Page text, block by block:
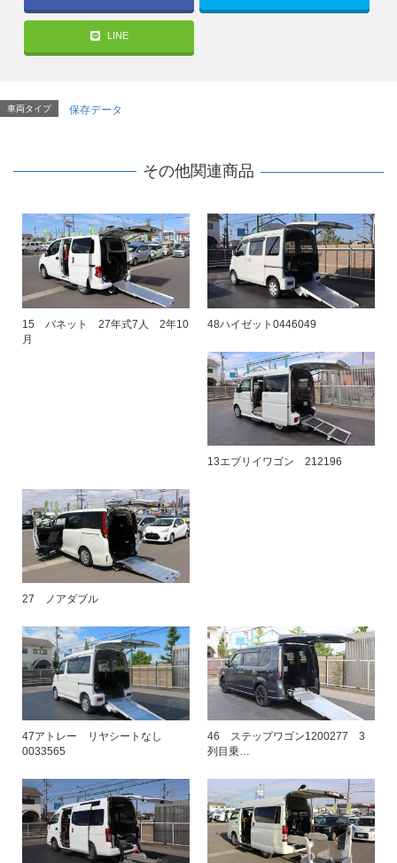
LINE
車両タイプ 保存データ
その他関連商品
15 バネット 27年式7人 2年10
月
48ハイゼット0446049
13エブリイワゴン 212196
27 ノアダブル
47アトレー リヤシートなし
0033565
46 ステップワゴン1200277 3
列目乗…